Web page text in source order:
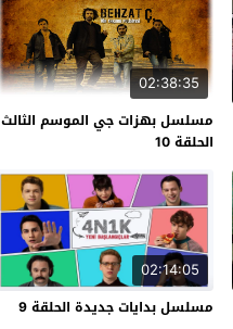
02:38:35
مسلسل بهزات جي الموسم الثالث
الحلقة 10
02:14:05
مسلسل بدايات جديدة الحلقة 9